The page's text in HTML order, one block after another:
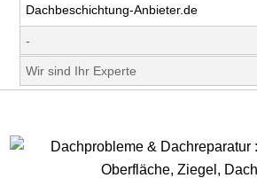
Dachbeschichtung-Anbieter.de
-
Wir sind Ihr Experte